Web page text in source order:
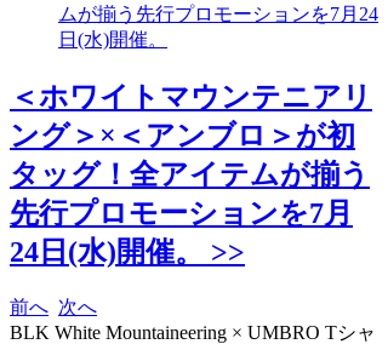
ムが揃う先行プロモーションを7月24
日(水)開催。
＜ホワイトマウンテニアリ
ング＞×＜アンブロ＞が初
タッグ！全アイテムが揃う
先行プロモーションを7月
24日(水)開催。 >>
前へ 次へ
BLK White Mountaineering × UMBRO Tシャ